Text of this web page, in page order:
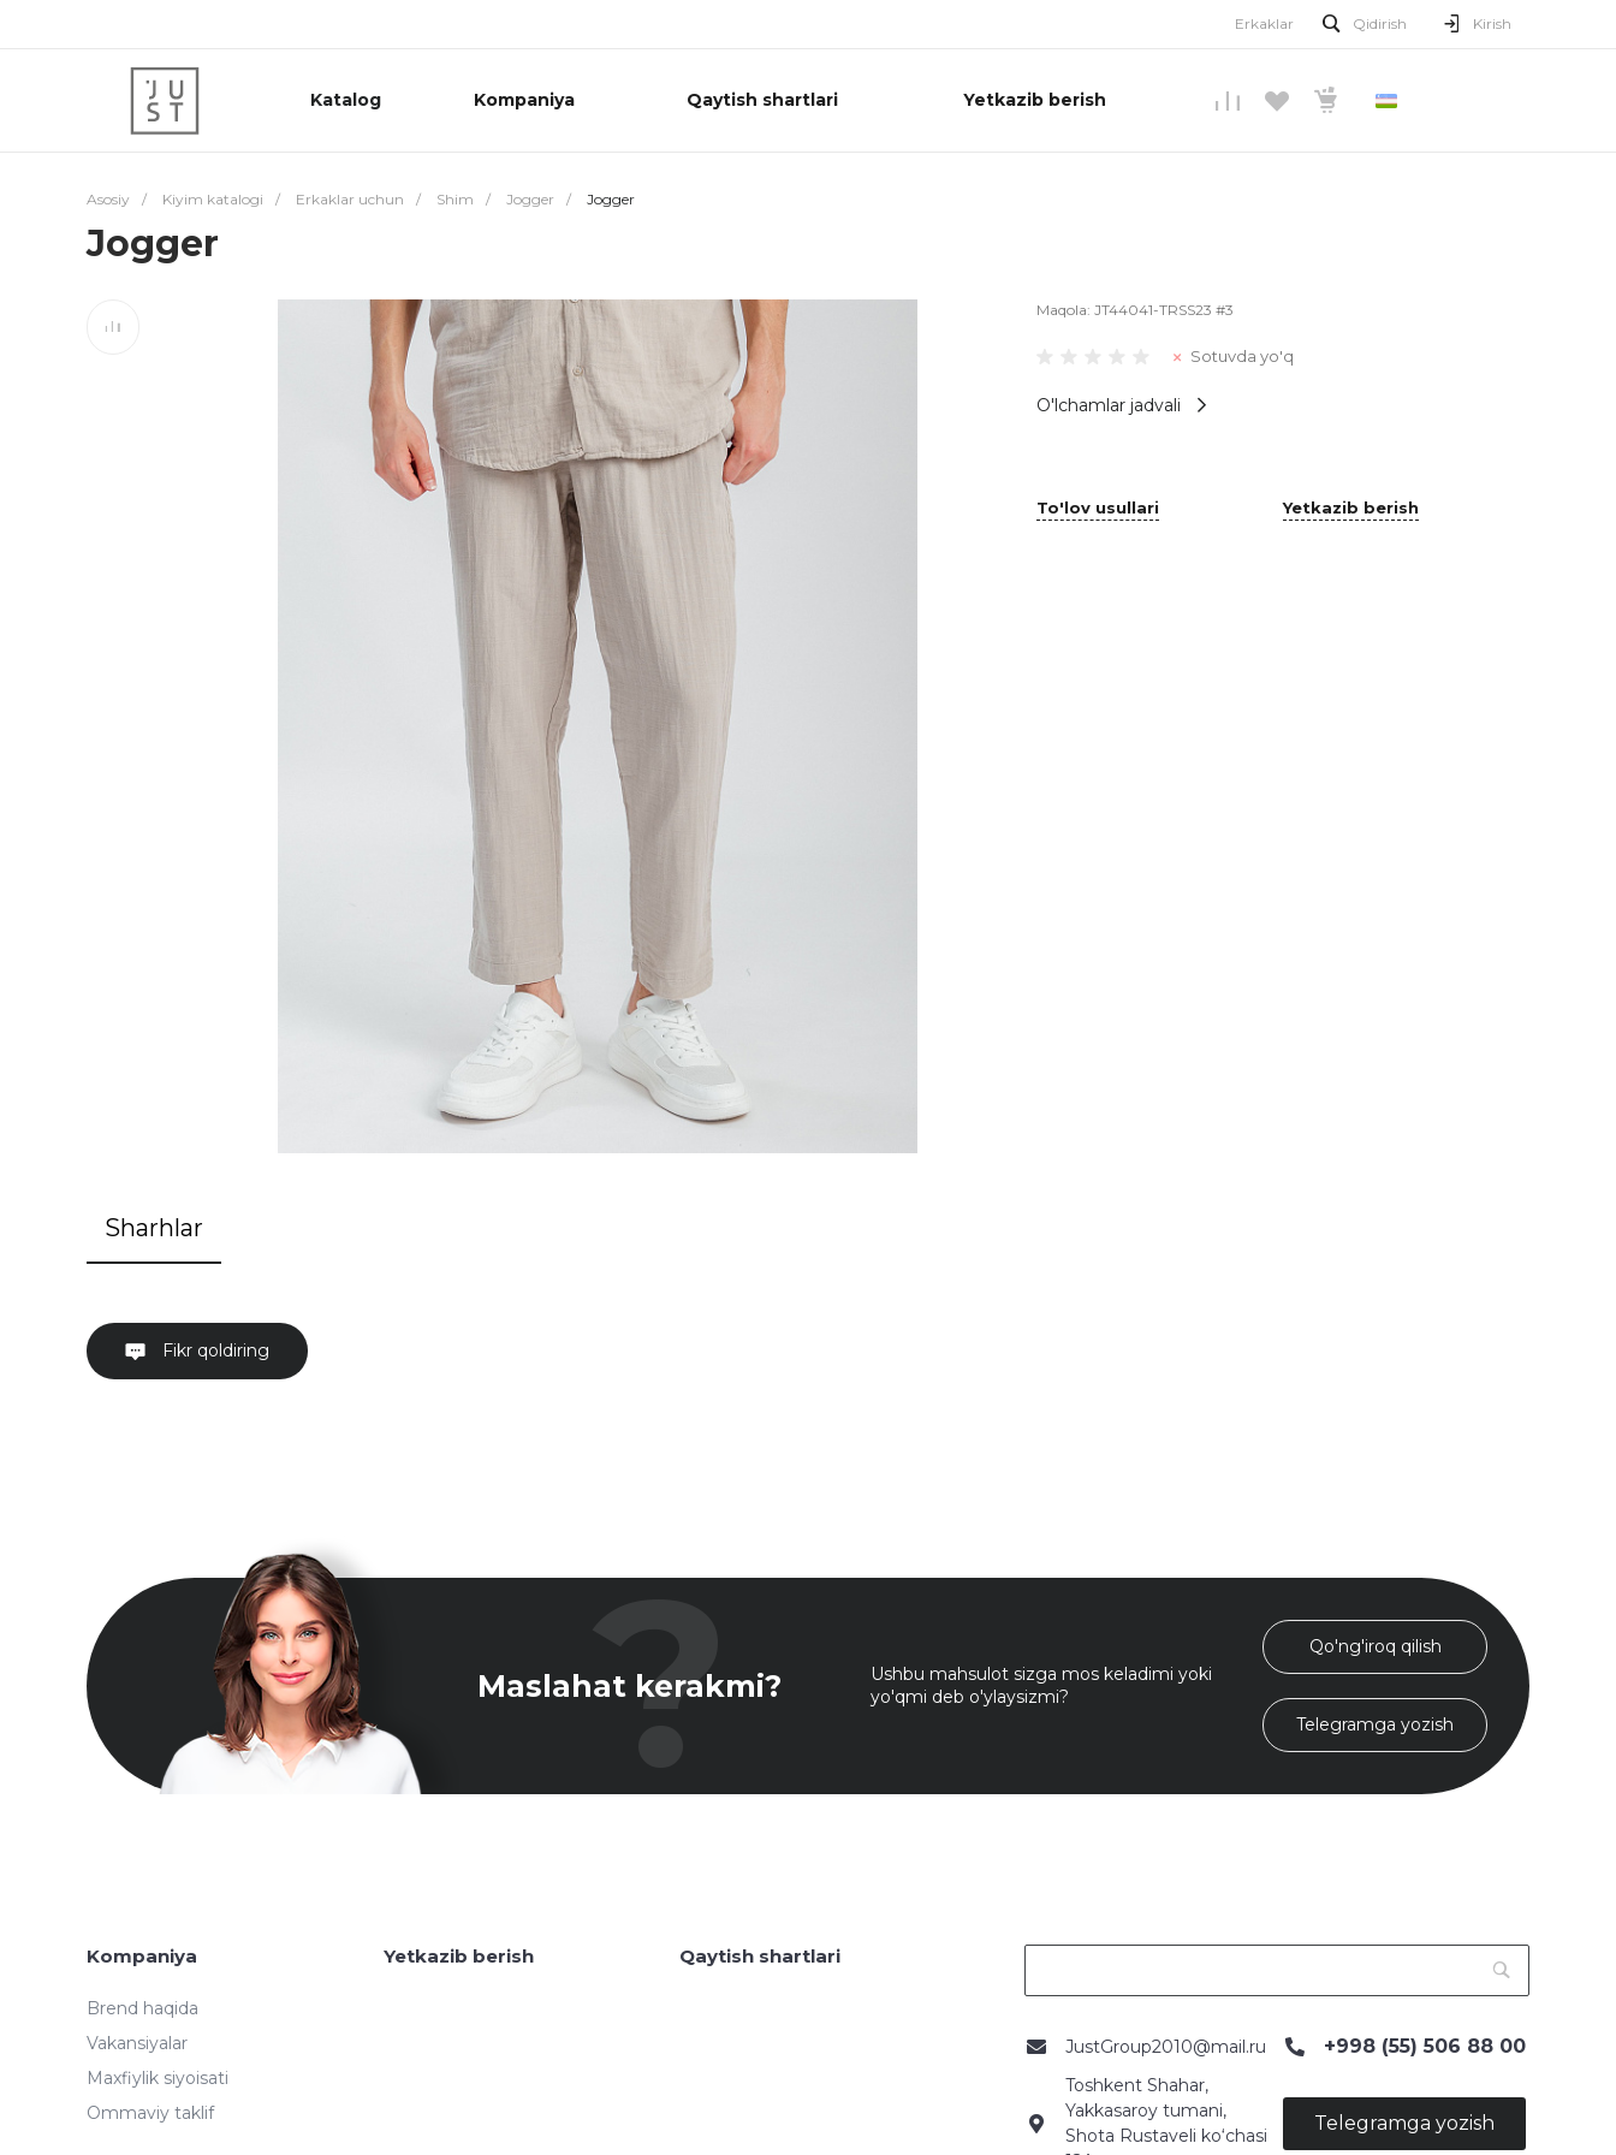
Erkaklar Qidirish Kirish
Katalog Kompaniya Qaytish shartlari Yetkazib berish
Asosiy / Kiyim katalogi / Erkaklar uchun / Shim / Jogger / Jogger
Jogger
Maqola: JT44041-TRSS23 #3
Sotuvda yo'q
O'lchamlar jadvali
To'lov usullari Yetkazib berish
Sharhlar
Fikr qoldiring
Maslahat kerakmi?
Ushbu mahsulot sizga mos keladimi yoki
yo'qmi deb o'ylaysizmi?
Qo'ng'iroq qilish
Telegramga yozish
Kompaniya
Brend haqida
Vakansiyalar
Maxfiylik siyoisati
Ommaviy taklif
Yetkazib berish Qaytish shartlari
JustGroup2010@mail.ru +998 (55) 506 88 00
Toshkent Shahar,
Yakkasaroy tumani,
Shota Rustaveli ko‘chasi
Telegramga yozish